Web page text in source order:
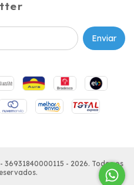
- 2026. Todos os